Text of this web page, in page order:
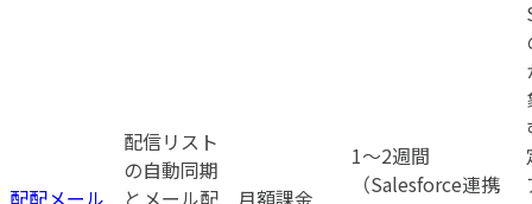
配配メール
配信リスト
の自動同期
とメール配
月額課金
1〜2週間
（Salesforce連携